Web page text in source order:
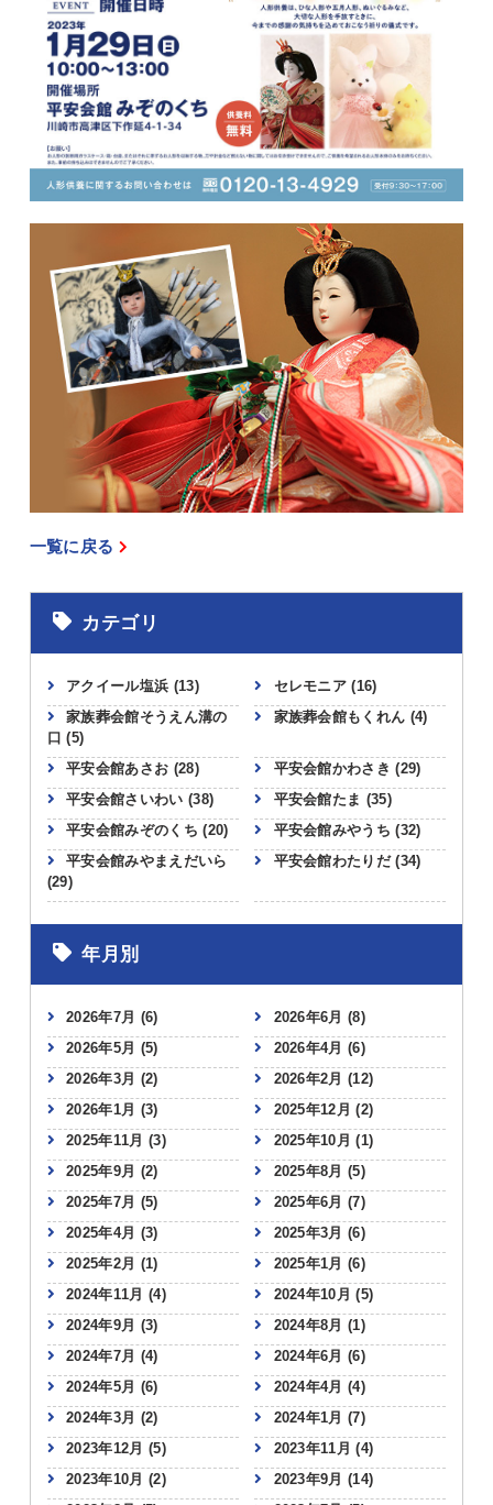
一覧に戻る
カテゴリ
アクイール塩浜 (13) セレモニア(16)
家族葬会館そうえん溝の
口(5)
家族葬会館もくれん (4)
平安会館あさお (28) 平安会館かわさき(29)
平安会館さいわい (38) 平安会館たま (35)
平安会館みぞのくち(20) 平安会館みやうち(32)
平安会館みやまえだいら
(29)
平安会館わたりだ(34)
年月別
2026年7月 (6) 2026年6月 (8)
2026年5月 (5) 2026年4月 (6)
2026年3月 (2) 2026年2月 (12)
2026年1月 (3) 2025年12月 (2)
2025年11月 (3) 2025年10月 (1)
2025年9月 (2) 2025年8月 (5)
2025年7月 (5) 2025年6月 (7)
2025年4月 (3) 2025年3月 (6)
2025年2月 (1) 2025年1月 (6)
2024年11月 (4) 2024年10月 (5)
2024年9月 (3) 2024年8月 (1)
2024年7月 (4) 2024年6月 (6)
2024年5月 (6) 2024年4月 (4)
2024年3月 (2) 2024年1月 (7)
2023年12月 (5) 2023年11月 (4)
2023年10月 (2) 2023年9月 (14)